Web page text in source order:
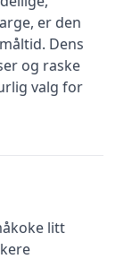
er den
Dens
og raske
valg for
litt